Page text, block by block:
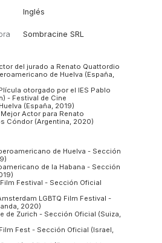
Inglés
Sombracine SRL
del jurado a Renato Quattordio
de Huelva (España,
otorgado por el IES Pablo
- Festival de Cine
(España, 2019)
Actor para Renato
Cóndor (Argentina, 2020)
de Huelva - Sección
de la Habana - Sección
Festival - Sección Oficial
LGBTQ Film Festival -
2020)
de Zurich - Sección Oficial (Suiza,
Fest - Sección Oficial (Israel,